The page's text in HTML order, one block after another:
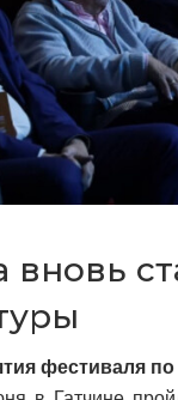
вновь
фестиваля